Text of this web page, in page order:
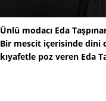
Ünlü modacı Eda
Bir mescit içerisinde dini
kıyafetle poz veren Eda